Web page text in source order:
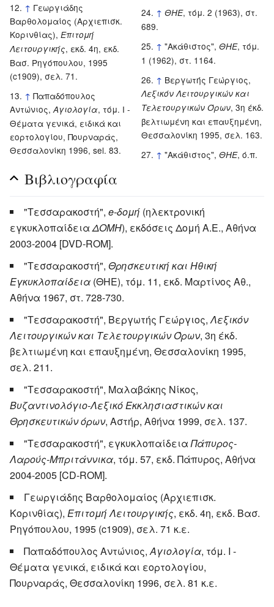
↑ Γεωργιάδης
Βαρθολομαίος (Αρχιεπισκ.
Κορινθίας), Επιτομή
Λειτουργικής, εκδ. 4η, εκδ.
Βασ. Ρηγόπουλου, 1995
(c1909), σελ. 71.
↑ Παπαδόπουλος
Αντώνιος, Αγιολογία, τόμ. Ι -
Θέματα γενικά, ειδικά και
εορτολογίου, Πουρναράς,
Θεσσαλονίκη 1996, sel. 83.
↑ ΘΗΕ, τόμ. 2 (1963), στ.
689.
↑ "Ακάθιστος",ΘΗΕ, τόμ.
1 (1962), στ. 1164.
↑ Βεργωτής Γεώργιος,
Λεξικόν Λειτουργικών και
Τελετουργικών Όρων, 3η έκδ.
βελτιωμένη και επαυξημένη,
Θεσσαλονίκη 1995, σελ. 163.
↑ "Ακάθιστος",ΘΗΕ, ό.π.
Βιβλιογραφία
"Τεσσαρακοστή", e-δομή (ηλεκτρονική
εγκυκλοπαίδεια ΔΟΜΗ), εκδόσεις Δομή Α.Ε., Αθήνα
2003-2004 [DVD-ROM].
"Τεσσαρακοστή", Θρησκευτική και Ηθική
Εγκυκλοπαίδεια (ΘΗΕ), τόμ. 11, εκδ. Μαρτίνος Αθ.,
Αθήνα 1967, στ. 728-730.
"Τεσσαρακοστή", Βεργωτής Γεώργιος, Λεξικόν
Λειτουργικών και Τελετουργικών Όρων, 3η έκδ.
βελτιωμένη και επαυξημένη, Θεσσαλονίκη 1995,
σελ. 211.
"Τεσσαρακοστή", Μαλαβάκης Νίκος,
Βυζαντινολόγιο-Λεξικό Εκκλησιαστικών και
Θρησκευτικών όρων, Αστήρ, Αθήνα 1999, σελ. 137.
"Τεσσαρακοστή", εγκυκλοπαίδεια Πάπυρος-
Λαρούς-Μπριτάννικα, τόμ. 57, εκδ. Πάπυρος, Αθήνα
2004-2005 [CD-ROM].
Γεωργιάδης Βαρθολομαίος (Αρχιεπισκ.
Κορινθίας), Επιτομή Λειτουργικής, εκδ. 4η, εκδ. Βασ.
Ρηγόπουλου, 1995 (c1909), σελ. 71 κ.ε.
Παπαδόπουλος Αντώνιος, Αγιολογία, τόμ. Ι -
Θέματα γενικά, ειδικά και εορτολογίου,
Πουρναράς, Θεσσαλονίκη 1996, σελ. 81 κ.ε.